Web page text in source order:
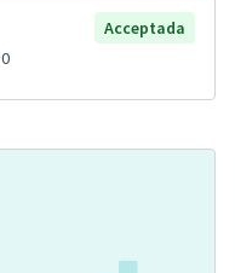
Acceptada
0